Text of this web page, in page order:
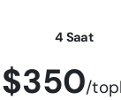
4 Saat
$350/